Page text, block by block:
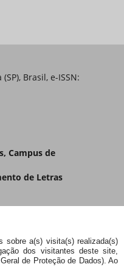
sobre a(s) visita(s) realizada(s)
dos visitantes deste site,
de Proteção de Dados). Ao
Brasil, e-ISSN:
Campus de
de Letras